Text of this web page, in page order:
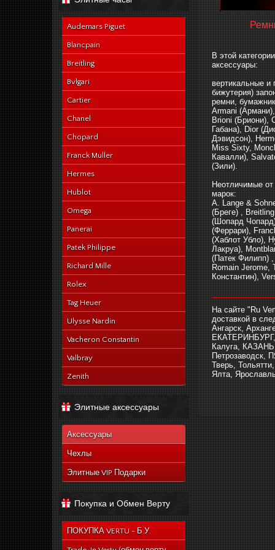
Audemars Piguet
Blancpain
Breitling
Bvlgari
Cartier
Chanel
Chopard
Franck Muller
Hermes
Hublot
Omega
Panerai
Patek Philippe
Richard Mille
Rolex
Tag Heuer
Ulysse Nardin
Vacheron Constantin
Valbray
Zenith
Элитные аксессуары
Аксессуары
Чехлы
Элитные VIP Подарки
Покупка и Обмен Верту
ПОКУПКА VERTU - Б.У.
В этой
аксессуары:
вертикальные и
бижутерия)
ремни,
Armani
Brioni (Бриони),
Габана), Dior
Дэвидсон),
Miss Sixty,
Кавалли),
(Зили).
Неотличимые
марок:
A. Lange &
(Бреге) ,
(Шопард
(Феррари),
(Хаблот Убло),
Лакруа),
(Патек Филипп)
Romain Jerome,
Константин),
На сайте "Ru
доставкой в
Ангарск,
ЕКАТЕРИНБУРГ,
Калуга,
Петрозаводск,
Тверь,
Ялта,